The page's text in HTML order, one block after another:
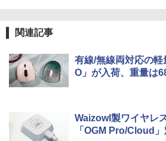
関連記事
有線/無線両対応の
O」が入荷、重量は
Waizowl製ワイヤレ
「OGM Pro/Cloud